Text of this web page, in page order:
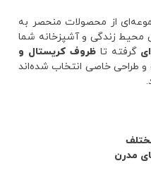
از محصولات منحصر به
محیط زندگی و آشپزخانه شما
گرفته تاظروف کریستال و
و طراحی خاصی انتخاب شده‌اند
مدرن